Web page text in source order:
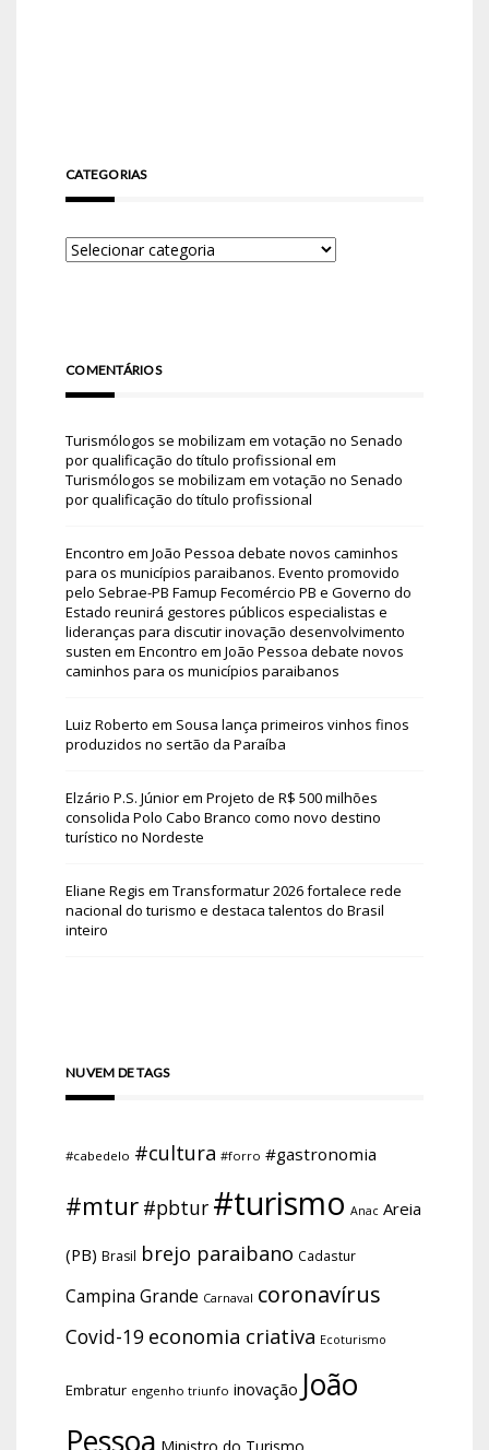
CATEGORIAS
COMENTÁRIOS
Turismólogos se mobilizam em votação no Senado
por qualificação do título profissional em
Turismólogos se mobilizam em votação no Senado
por qualificação do título profissional
Encontro em João Pessoa debate novos caminhos
para os municípios paraibanos. Evento promovido
pelo Sebrae-PB Famup Fecomércio PB e Governo do
Estado reunirá gestores públicos especialistas e
lideranças para discutir inovação desenvolvimento
susten em Encontro em João Pessoa debate novos
caminhos para os municípios paraibanos
Luiz Roberto em Sousa lança primeiros vinhos finos
produzidos no sertão da Paraíba
Elzário P.S. Júniorem Projeto de R$ 500 milhões
consolida Polo Cabo Branco como novo destino
turístico no Nordeste
Eliane Regis em Transformatur 2026 fortalece rede
nacional do turismo e destaca talentos do Brasil
inteiro
NUVEM DE TAGS
#cabedelo #cultura #forro #gastronomia
#mtur #pbtur #turismo Anac Areia
(PB) Brasil brejo paraibano Cadastur
Campina Grande Carnaval coronavírus
Covid-19 economia criativa Ecoturismo
Embratur engenho triunfo inovação João
Pessoa